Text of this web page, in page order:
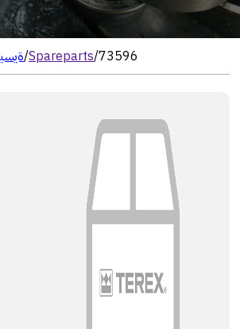
/Spareparts/73596